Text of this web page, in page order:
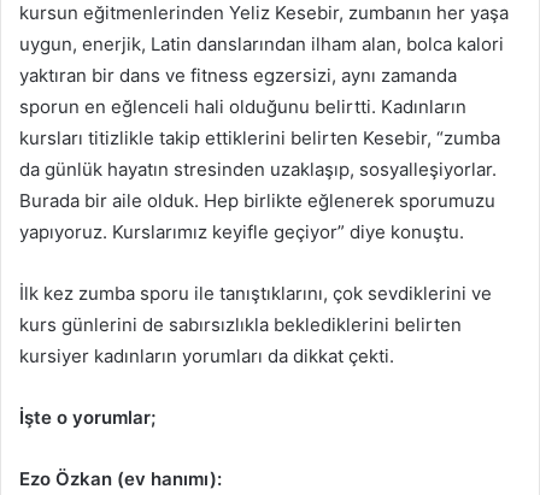
kursun eğitmenlerinden Yeliz Kesebir, zumbanın her yaşa
uygun, enerjik, Latin danslarından ilham alan, bolca kalori
yaktıran bir dans ve fitness egzersizi, aynı zamanda
sporun en eğlenceli hali olduğunu belirtti. Kadınların
kursları titizlikle takip ettiklerini belirten Kesebir, “zumba
da günlük hayatın stresinden uzaklaşıp, sosyalleşiyorlar.
Burada bir aile olduk. Hep birlikte eğlenerek sporumuzu
yapıyoruz. Kurslarımız keyifle geçiyor” diye konuştu.
İlk kez zumba sporu ile tanıştıklarını, çok sevdiklerini ve
kurs günlerini de sabırsızlıkla beklediklerini belirten
kursiyer kadınların yorumları da dikkat çekti.
İşte o yorumlar;
Ezo Özkan (ev hanımı):